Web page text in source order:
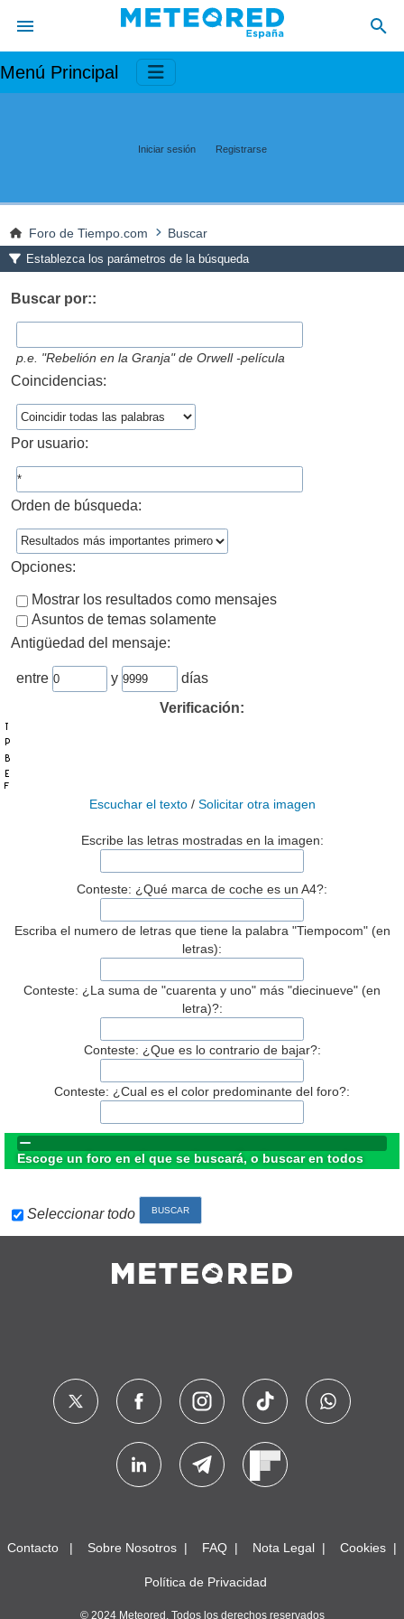
Menú Principal
Iniciar sesión Registrarse
Foro de Tiempo.com Buscar
Establezca los parámetros de la búsqueda
Buscar por::
p.e. "Rebelión en la Granja" de Orwell -película
Coincidencias:
Por usuario:
Orden de búsqueda:
Opciones:
Mostrar los resultados como mensajes
Asuntos de temas solamente
Antigüedad del mensaje:
entre y
días
Verificación:
Escuchar el texto/ Solicitar otra imagen
Escribe las letras mostradas en la imagen:
Conteste: ¿Qué marca de coche es un A4?:
Escriba el numero de letras que tiene la palabra "Tiempocom" (en
letras):
Conteste: ¿La suma de "cuarenta y uno" más "diecinueve" (en
letra)?:
Conteste: ¿Que es lo contrario de bajar?:
Conteste: ¿Cual es el color predominante del foro?:
Escoge un foro en el que se buscará, o buscar en todos
Seleccionar todo
Contacto Sobre Nosotros FAQ Nota Legal Cookies
Política de Privacidad
© 2024 Meteored. Todos los derechos reservados